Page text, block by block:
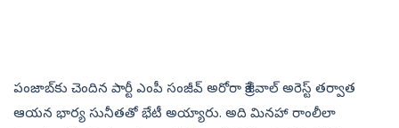
పంజాబ్‌కు చెందిన పార్టీ ఎంపీ సంజీవ్‌ అరోరా కేజ్రీవాల్‌ అరెస్ట్‌ తర్వాత
ఆయన భార్య సునీతతో భేటీ అయ్యారు. అది మినహా రాంలీలా